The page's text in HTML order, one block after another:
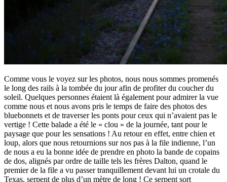
Comme vous le voyez sur les photos, nous nous sommes promenés
le long des rails à la tombée du jour afin de profiter du coucher du
soleil. Quelques personnes étaient là également pour admirer la vue
comme nous et nous avons pris le temps de faire des photos des
bluebonnets et de traverser les ponts pour ceux qui n’avaient pas le
vertige ! Cette balade a été le « clou » de la journée, tant pour le
paysage que pour les sensations ! Au retour en effet, entre chien et
loup, alors que nous retournions sur nos pas à la file indienne, l’un
de nous a eu la bonne idée de prendre en photo la bande de copains
de dos, alignés par ordre de taille tels les frères Dalton, quand le
premier de la file a vu passer tranquillement devant lui un crotale du
Texas, serpent de plus d’un mètre de long ! Ce serpent sort